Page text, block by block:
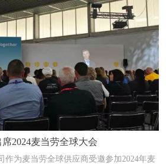
2024麦当劳全球大会
作为麦当劳全球供应商受邀参加2024年麦